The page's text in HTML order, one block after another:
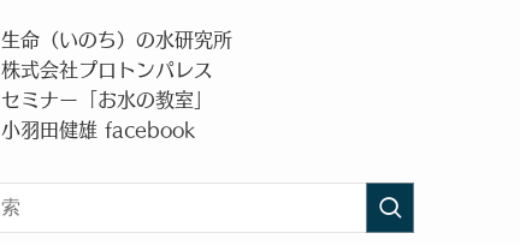
生命（いのち）の水研究所
株式会社プロトンパレス
セミナー「お水の教室」
小羽田健雄 facebook